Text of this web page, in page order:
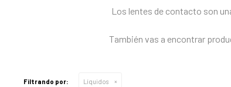
Los lentes de contacto son
También vas a encontrar
Filtrando por: Líquidos